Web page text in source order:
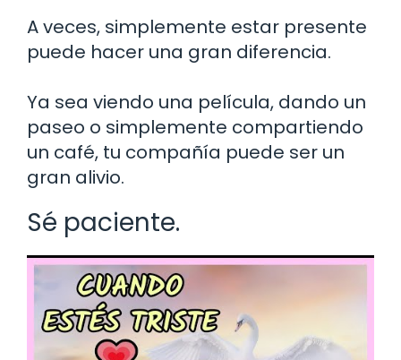
A veces, simplemente estar presente
puede hacer una gran diferencia.
Ya sea viendo una película, dando un
paseo o simplemente compartiendo
un café, tu compañía puede ser un
gran alivio.
Sé paciente.